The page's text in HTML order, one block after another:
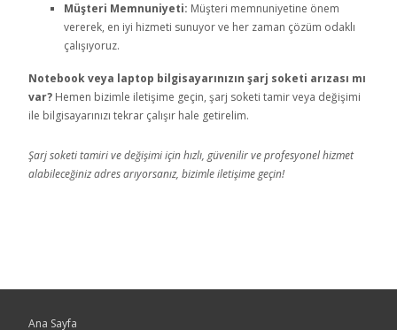
Müşteri Memnuniyeti: Müşteri memnuniyetine önem
vererek, en iyi hizmeti sunuyor ve her zaman çözüm odaklı
çalışıyoruz.
Notebook veya laptop bilgisayarınızın şarj soketi arızası mı
var? Hemen bizimle iletişime geçin, şarj soketi tamir veya değişimi
ile bilgisayarınızı tekrar çalışır hale getirelim.
Şarj soketi tamiri ve değişimi için hızlı, güvenilir ve profesyonel hizmet
alabileceğiniz adres arıyorsanız, bizimle iletişime geçin!
Ana Sayfa